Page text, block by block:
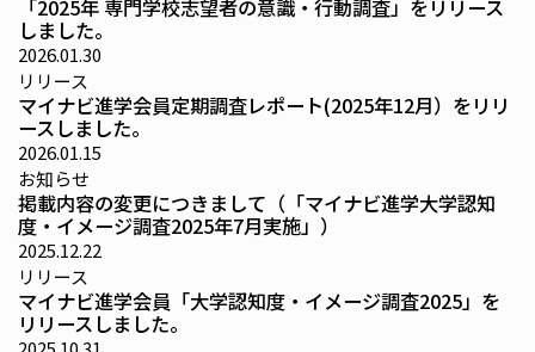
「2025年 専門学校志望者の意識・行動調査」をリリース
しました。
2026.01.30
リリース
マイナビ進学会員定期調査レポート(2025年12月）をリリ
ースしました。
2026.01.15
お知らせ
掲載内容の変更につきまして（「マイナビ進学大学認知
度・イメージ調査2025年7月実施」）
2025.12.22
リリース
マイナビ進学会員「大学認知度・イメージ調査2025」を
リリースしました。